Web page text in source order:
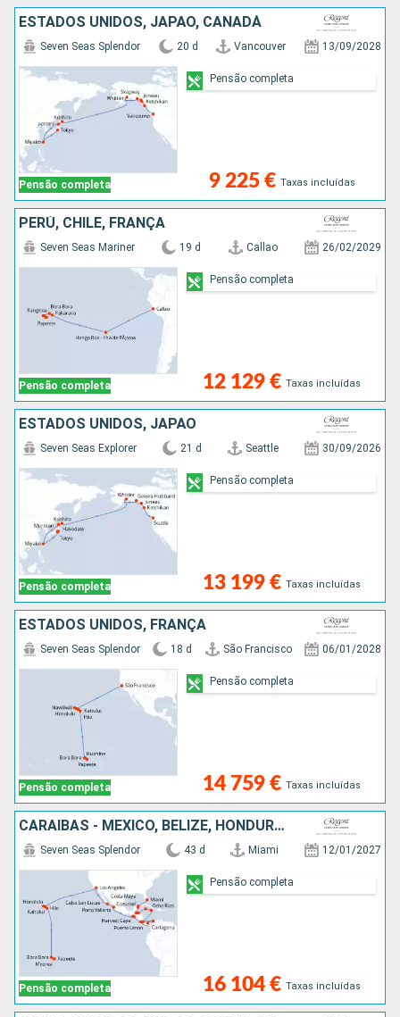
ESTADOS UNIDOS, JAPÃO, CANADÁ
Pensão completa
Seven Seas Splendor 20 d Vancouver 13/09/2028
9 225 € Taxas incluídas
Pensão completa
PERÚ, CHILE, FRANÇA
Pensão completa
Seven Seas Mariner 19 d Callao 26/02/2029
12 129 € Taxas incluídas
Pensão completa
ESTADOS UNIDOS, JAPÃO
Pensão completa
Seven Seas Explorer 21 d Seattle 30/09/2026
13 199 € Taxas incluídas
Pensão completa
ESTADOS UNIDOS, FRANÇA
Pensão completa
Seven Seas Splendor 18 d São Francisco 06/01/2028
14 759 € Taxas incluídas
Pensão completa
CARAIBAS - MEXICO, BELIZE, HONDURAS, CAIMÃO (ILHAS), JAMAICA, COLÔMBIA, PANAMA, COSTA RICA, SALVADOR, GUATEMALA, ESTADOS UNIDOS, FRANÇA
Pensão completa
Seven Seas Splendor 43 d Miami 12/01/2027
16 104 € Taxas incluídas
Pensão completa